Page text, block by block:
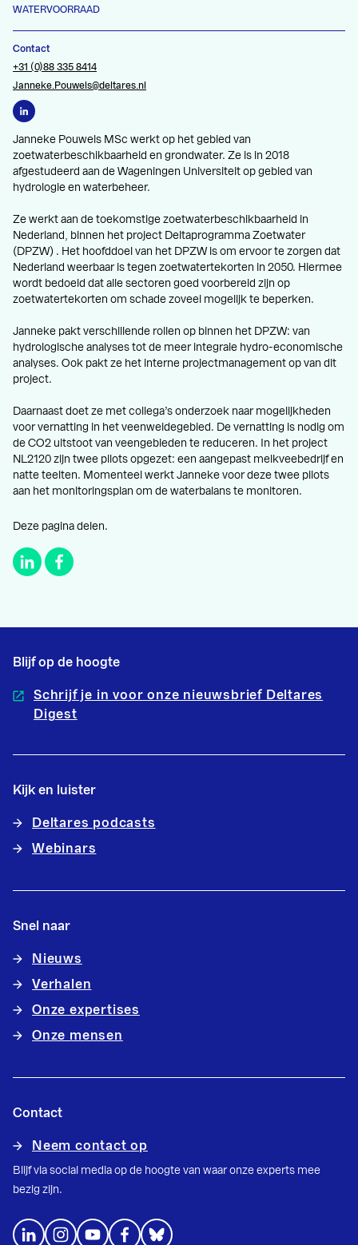
WATERVOORRAAD
Contact
+31 (0)88 335 8414
Janneke.Pouwels@deltares.nl
Janneke Pouwels MSc werkt op het gebied van
zoetwaterbeschikbaarheid en grondwater. Ze is in 2018
afgestudeerd aan de Wageningen Universiteit op gebied van
hydrologie en waterbeheer.
Ze werkt aan de toekomstige zoetwaterbeschikbaarheid in
Nederland, binnen het project Deltaprogramma Zoetwater
(DPZW) . Het hoofddoel van het DPZW is om ervoor te zorgen dat
Nederland weerbaar is tegen zoetwatertekorten in 2050. Hiermee
wordt bedoeld dat alle sectoren goed voorbereid zijn op
zoetwatertekorten om schade zoveel mogelijk te beperken.
Janneke pakt verschillende rollen op binnen het DPZW: van
hydrologische analyses tot de meer integrale hydro-economische
analyses. Ook pakt ze het interne projectmanagement op van dit
project.
Daarnaast doet ze met collega’s onderzoek naar mogelijkheden
voor vernatting in het veenweidegebied. De vernatting is nodig om
de CO2 uitstoot van veengebieden te reduceren. In het project
NL2120 zijn twee pilots opgezet: een aangepast melkveebedrijf en
natte teelten. Momenteel werkt Janneke voor deze twee pilots
aan het monitoringsplan om de waterbalans te monitoren.
Deze pagina delen.
Blijf op de hoogte
Schrijf je in voor onze nieuwsbrief Deltares
Digest
Kijk en luister
Deltares podcasts
Webinars
Snel naar
Nieuws
Verhalen
Onze expertises
Onze mensen
Contact
Neem contact op
Blijf via social media op de hoogte van waar onze experts mee
bezig zijn.